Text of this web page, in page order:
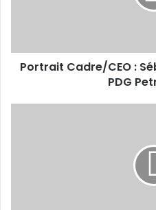
Ivoire
Portrait Cadre/CEO :
PDG